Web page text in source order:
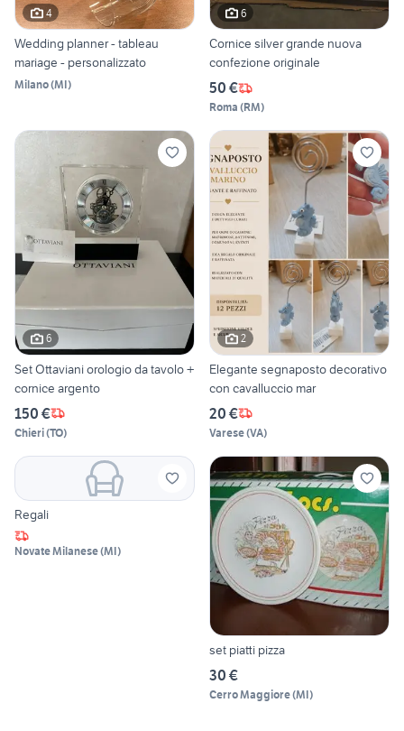
4
Wedding planner - tableau
mariage - personalizzato
Milano(MI)
6
Cornice silver grande nuova
confezione originale
50 €
Roma (RM)
6
Set Ottaviani orologio da tavolo +
cornice argento
150 €
Chieri(TO)
2
Elegante segnaposto decorativo
con cavalluccio mar
20 €
Varese(VA)
Regali
Novate Milanese(MI)
set piatti pizza
30 €
Cerro Maggiore(MI)